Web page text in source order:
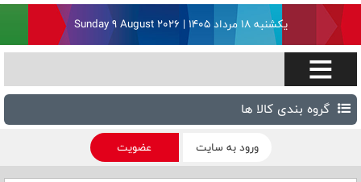
یکشنبه ۱۸ مرداد ۱۴۰۵ | Sunday 9 August 2026
گروه بندی کالا ها
ورود به سایت عضویت